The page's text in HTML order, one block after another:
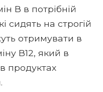
В в потрібній
сидять на строгій
отримувати в
В12, який в
продуктах